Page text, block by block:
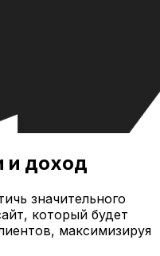
и доход
значительного
который будет
максимизируя